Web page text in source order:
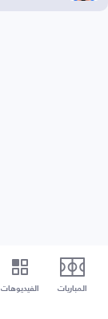
المباريات الفيديوهات